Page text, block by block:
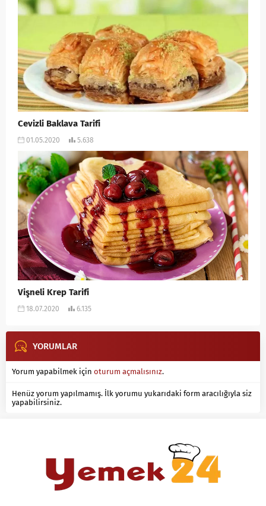
Cevizli Baklava Tarifi
01.05.2020 5.638
Vişneli Krep Tarifi
18.07.2020 6.135
YORUMLAR
Yorum yapabilmek için oturum açmalısınız.
Henüz yorum yapılmamış. İlk yorumu yukarıdaki form aracılığıyla siz
yapabilirsiniz.